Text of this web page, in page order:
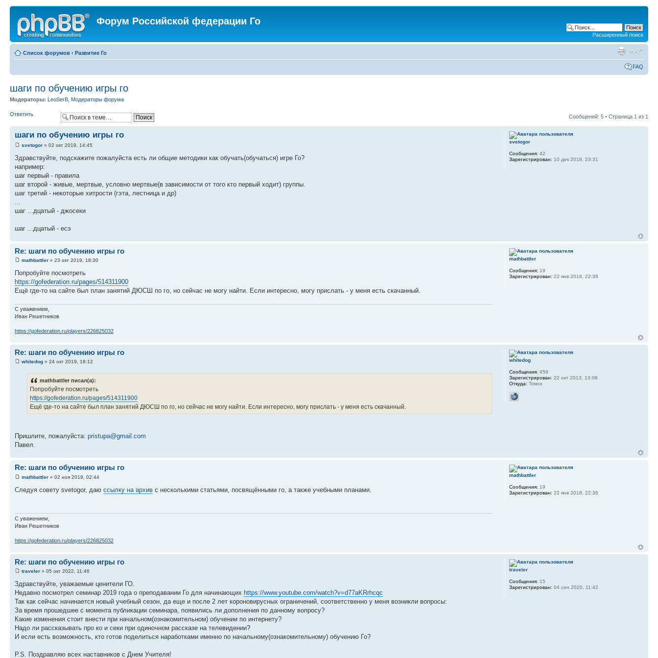
Форум Российской федерации Го
Расширенный поиск
Список форумов ‹ Развитие Го
FAQ
шаги по обучению игры го
Модераторы: LeoSerB Модераторы форума
Ответить Сообщений: 5 • Страница 1 из 1
шаги по обучению игры го
svetogor » 02 окт 2019, 14:45
Здравствуйте, подскажите пожалуйста есть ли общие методики как обучать(обучаться) игре Го?
например:
шаг первый - правила
шаг второй - живые, мертвые, условно мертвые(в зависимости от того кто первый ходит) группы.
шаг третий - некоторые хитрости (гэта, лестница и др)
шаг ...дцатый - джосеки
шаг ...дцатый - есэ
svetogor
Сообщения: 42
Зарегистрирован: 10 дек 2018, 23:31
Re: шаги по обучению игры го
mathbattler » 23 окт 2019, 18:30
Попробуйте посмотреть
https://gofederation.ru/pages/514311900
Ещё где-то на сайте был план занятий ДЮСШ по го, но сейчас не могу найти. Если интересно, могу прислать - у меня есть скачанный.
С уважением,
Иван Решетников
https://gofederation.ru/players/226825032
mathbattler
Сообщения: 19
Зарегистрирован: 22 янв 2018, 22:36
Re: шаги по обучению игры го
whitedog » 24 окт 2019, 18:12
mathbattler писал(а):
Попробуйте посмотреть
https://gofederation.ru/pages/514311900
Ещё где-то на сайте был план занятий ДЮСШ по го, но сейчас не могу найти. Если интересно, могу прислать - у меня есть скачанный.
Пришлите, пожалуйста: pristupa@gmail.com
Павел.
whitedog
Сообщения: 459
Зарегистрирован: 22 окт 2013, 13:06
Откуда: Томск
Re: шаги по обучению игры го
mathbattler » 02 ноя 2019, 02:44
Следуя совету svetogor, даю ссылку на архив с несколькими статьями, посвящёнными го, а также учебными планами.
С уважением,
Иван Решетников
https://gofederation.ru/players/226825032
mathbattler
Сообщения: 19
Зарегистрирован: 22 янв 2018, 22:36
Re: шаги по обучению игры го
traveler » 05 окт 2022, 11:46
Здравствуйте, уважаемые ценители ГО.
Недавно посмотрел семинар 2019 года о преподавании Го для начинающих https://www.youtube.com/watch?v=d77aKRrhcqc
Так как сейчас начинается новый учебный сезон, да еще и после 2 лет короновирусных ограничений, соответственно у меня возникли вопросы:
За время прошедшее с момента публикации семинара, появились ли дополнения по данному вопросу?
Какие изменения стоит внести при начальном(ознакомительном) обучении по интернету?
Надо ли рассказывать про ко и секи при одиночном рассказе на телевидении?
И если есть возможность, кто готов поделиться наработками именно по начальному(ознакомительному) обучению Го?
P.S. Поздравляю всех наставников с Днем Учителя!
traveler
Сообщения: 15
Зарегистрирован: 04 сен 2020, 11:42